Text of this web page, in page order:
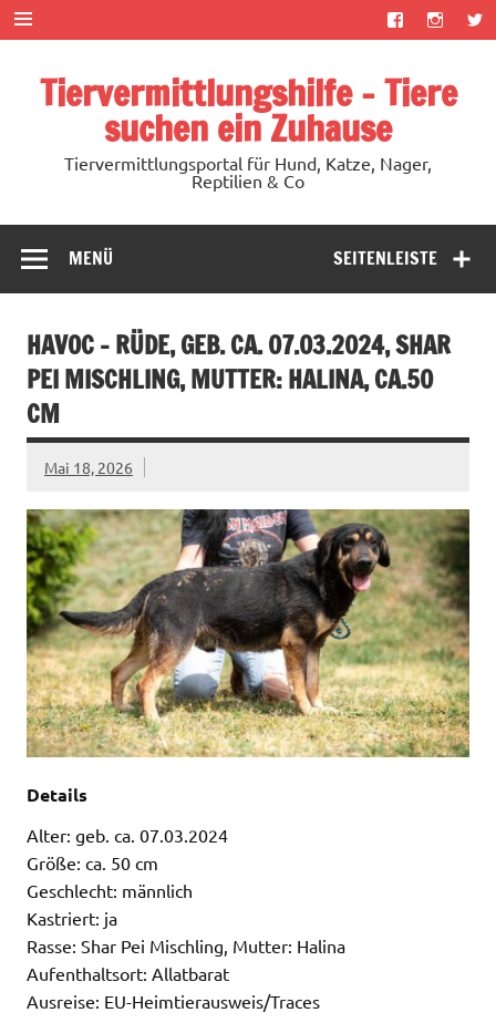
Zum
Inhalt
springen
Tiervermittlungshilfe – Tiere
suchen ein Zuhause
Tiervermittlungsportal für Hund, Katze, Nager,
Reptilien & Co
SEITENLEISTE
MENÜ
HAVOC – RÜDE, GEB. CA. 07.03.2024, SHAR
PEI MISCHLING, MUTTER: HALINA, CA.50
CM
Mai 18, 2026
Details
Alter: geb. ca. 07.03.2024
Größe: ca. 50 cm
Geschlecht: männlich
Kastriert: ja
Rasse: Shar Pei Mischling, Mutter: Halina
Aufenthaltsort: Allatbarat
Ausreise: EU-Heimtierausweis/Traces